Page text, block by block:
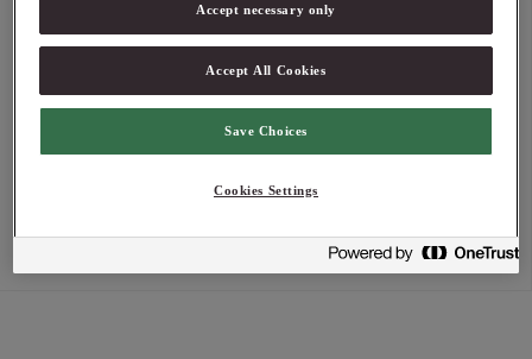
Tag kastrullen från värmen, tillsätt citronsyra och rör om.
Häll marmeladen i en ram som är 10 mm hög, låt svalna
Skär marmeladen i tärningar och vänd i kokos eller
Accept necessary only
Accept All Cookies
Save Choices
Cookies Settings